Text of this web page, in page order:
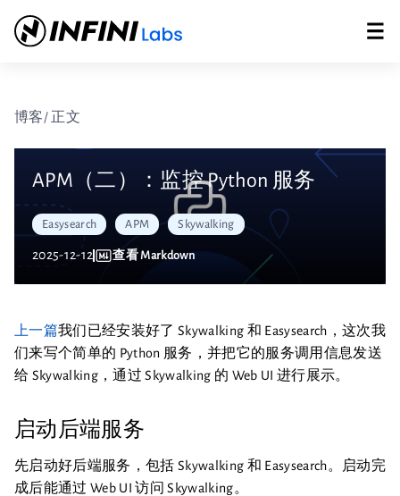
博客/ 正文
APM（二）：监控 Python 服务
Easysearch APM Skywalking
2025-12-12 查看 Markdown
上一篇我们已经安装好了 Skywalking 和 Easysearch，这次我
们来写个简单的 Python 服务，并把它的服务调用信息发送
给 Skywalking，通过 Skywalking 的 Web UI 进行展示。
启动后端服务
先启动好后端服务，包括 Skywalking 和 Easysearch。启动完
成后能通过 Web UI 访问 Skywalking。